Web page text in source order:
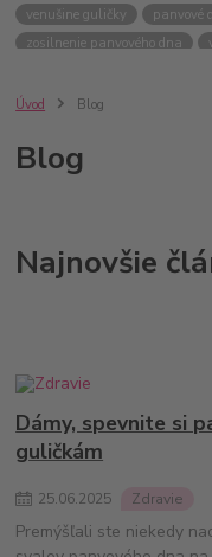
venušine guličky
panvové
zosilnenie panvového dna
Úvod Blog
Blog
Najnovšie
Dámy, spevnite si
guličkám
25.06.2025 Zdravie
Premýšľali ste niekedy